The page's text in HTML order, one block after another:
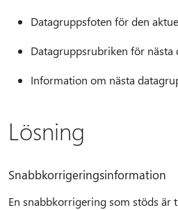
Datagruppsfoten för den
Datagruppsrubriken för nästa
Information om nästa
Lösning
Snabbkorrigeringsinformation
En snabbkorrigering som stöds